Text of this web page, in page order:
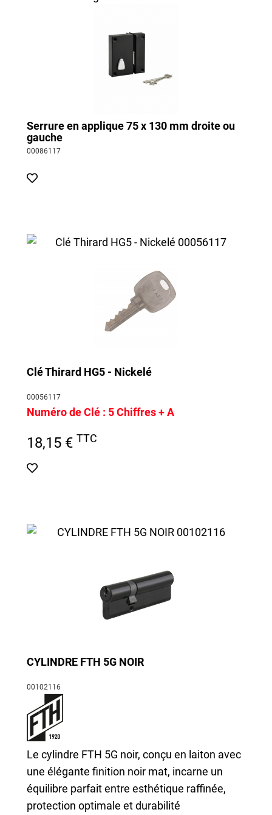
Serrure en applique 75 x 130 mm droite ou
gauche
00086117
Clé Thirard HG5 - Nickelé
00056117
Numéro de Clé : 5 Chiffres + A
18,15 € TTC
CYLINDRE FTH 5G NOIR
00102116
Le cylindre FTH 5G noir, conçu en laiton avec
une élégante finition noir mat, incarne un
équilibre parfait entre esthétique raffinée,
protection optimale et durabilité